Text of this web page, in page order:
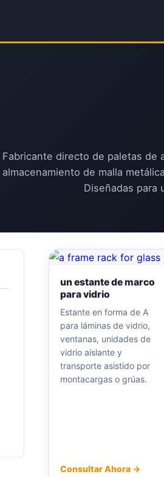
Fabricante directo de paletas de
almacenamiento de malla
Diseñadas para
un estante de marco
para vidrio
Estante en forma de A
para láminas de vidrio,
ventanas, unidades de
vidrio aislante y
transporte asistido por
montacargas o grúas.
Consultar Ahora →